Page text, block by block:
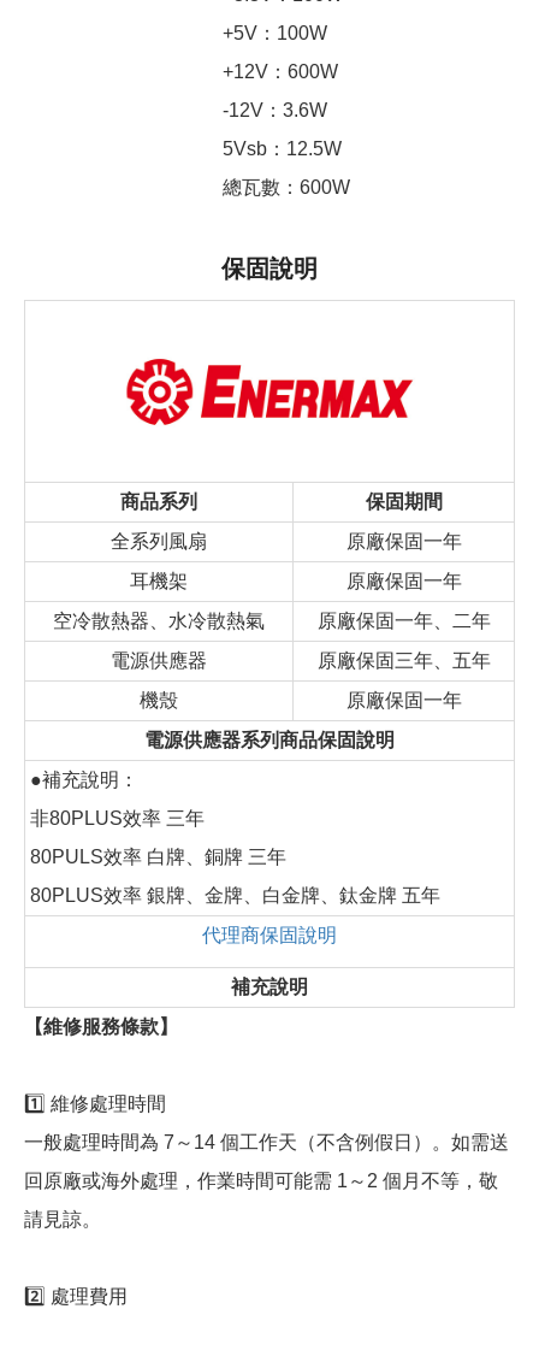
+5V：100W
+12V：600W
-12V：3.6W
5Vsb：12.5W
總瓦數：600W
保固說明
商品系列
保固期間
全系列風扇
原廠保固一年
耳機架
原廠保固一年
空冷散熱器、水冷散熱氣
原廠保固一年、二年
電源供應器
原廠保固三年、五年
機殼
原廠保固一年
電源供應器系列商品保固說明
●補充說明：
非80PLUS效率 三年
80PULS效率 白牌、銅牌 三年
80PLUS效率 銀牌、金牌、白金牌、鈦金牌 五年
代理商保固說明
補充說明
【維修服務條款】
1️⃣ 維修處理時間
一般處理時間為 7～14 個工作天（不含例假日）。如需送
回原廠或海外處理，作業時間可能需 1～2 個月不等，敬
請見諒。
2️⃣ 處理費用